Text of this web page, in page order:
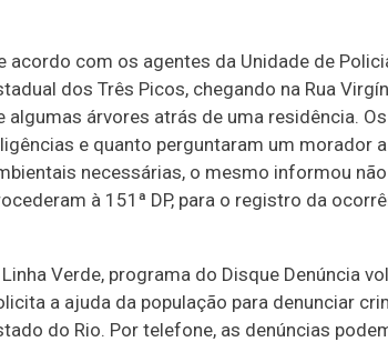
acordo com os agentes da Unidade de
dos Três Picos, chegando na Rua
algumas árvores atrás de uma residência.
e quanto perguntaram um morador
necessárias, o mesmo informou
à 151ª DP, para o registro da
Linha Verde, programa do Disque Denúncia
a ajuda da população para denunciar
do Rio. Por telefone, as denúncias